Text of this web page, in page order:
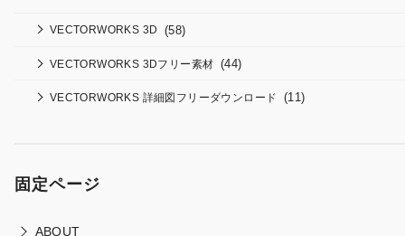
VECTORWORKS 3D (58)
VECTORWORKS 3Dフリー素材 (44)
VECTORWORKS 詳細図フリーダウンロード (11)
固定ページ
ABOUT